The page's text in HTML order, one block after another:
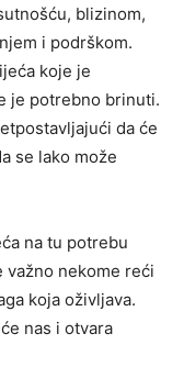
blizinom,
i podrškom.
koje je
je potrebno brinuti.
da će
se lako može
na tu potrebu
važno nekome reći
koja oživljava.
nas i otvara